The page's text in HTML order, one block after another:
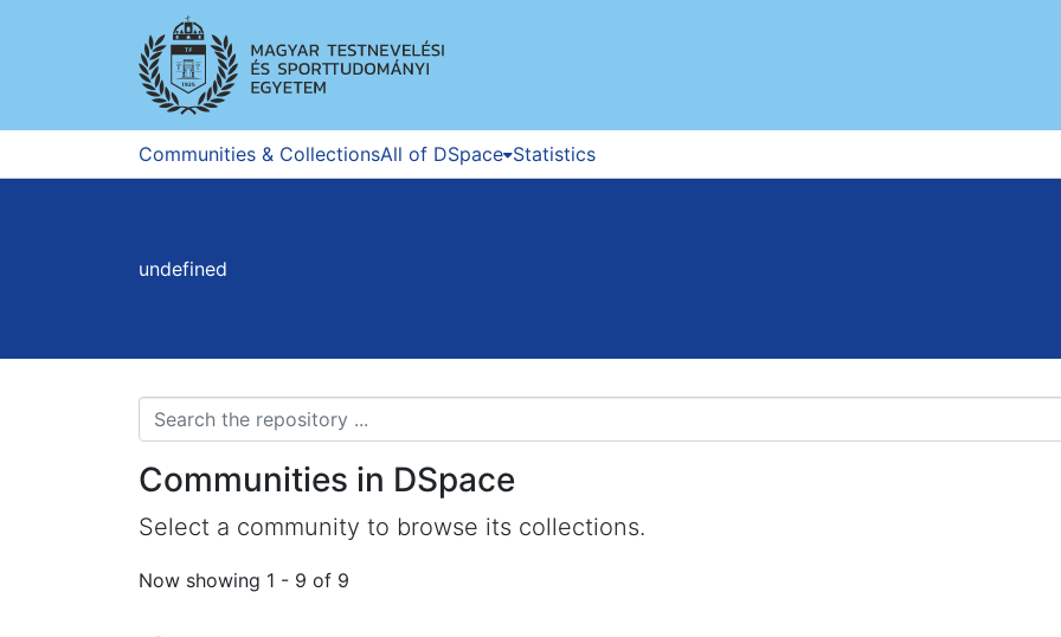
Communities & CollectionsAll of DSpace Statistics
undefined
Communities in DSpace
Select a community to browse its collections.
Now showing 1 - 9 of 9